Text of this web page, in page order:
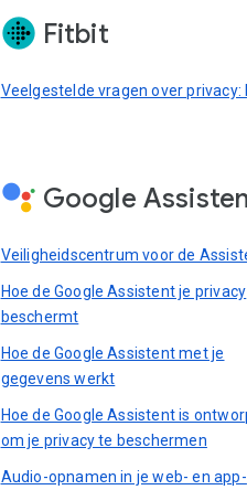
Fitbit
Veelgestelde vragen over privacy:
Google
Veiligheidscentrum voor de
Hoe de Google Assistent je privacy
beschermt
Hoe de Google Assistent met je
gegevens werkt
Hoe de Google Assistent is
om je privacy te beschermen
Audio-opnamen in je web- en app-